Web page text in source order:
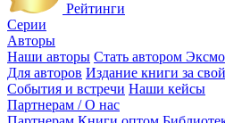
Рейтинги
Серии
Авторы
Наши авторы Стать автором Эксмо
Для авторов Издание книги за
События и встречи Наши кейсы
Партнерам / О нас